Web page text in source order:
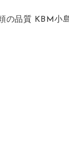
の品質 KBM小